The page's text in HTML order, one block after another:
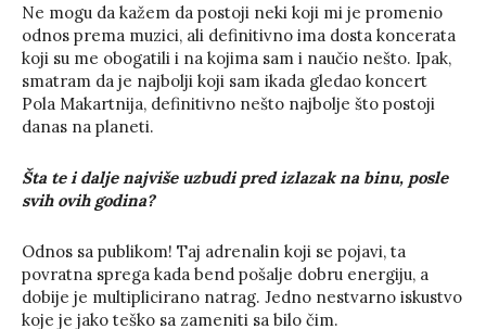
Ne mogu da kažem da postoji neki koji mi je promenio
odnos prema muzici, ali definitivno ima dosta koncerata
koji su me obogatili i na kojima sam i naučio nešto. Ipak,
smatram da je najbolji koji sam ikada gledao koncert
Pola Makartnija, definitivno nešto najbolje što postoji
danas na planeti.
Šta te i dalje najviše uzbudi pred izlazak na binu, posle
svih ovih godina?
Odnos sa publikom! Taj adrenalin koji se pojavi, ta
povratna sprega kada bend pošalje dobru energiju, a
dobije je multiplicirano natrag. Jedno nestvarno iskustvo
koje je jako teško sa zameniti sa bilo čim.